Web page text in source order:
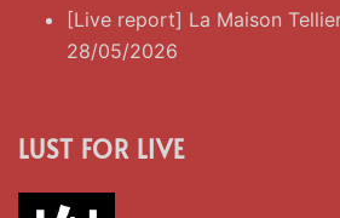
[Live report] La Maison
28/05/2026
LUST FOR LIVE